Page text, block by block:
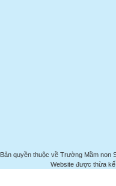
Bản quyền thuộc về Trường Mầm non
Website được thừa